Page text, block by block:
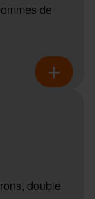
de
double